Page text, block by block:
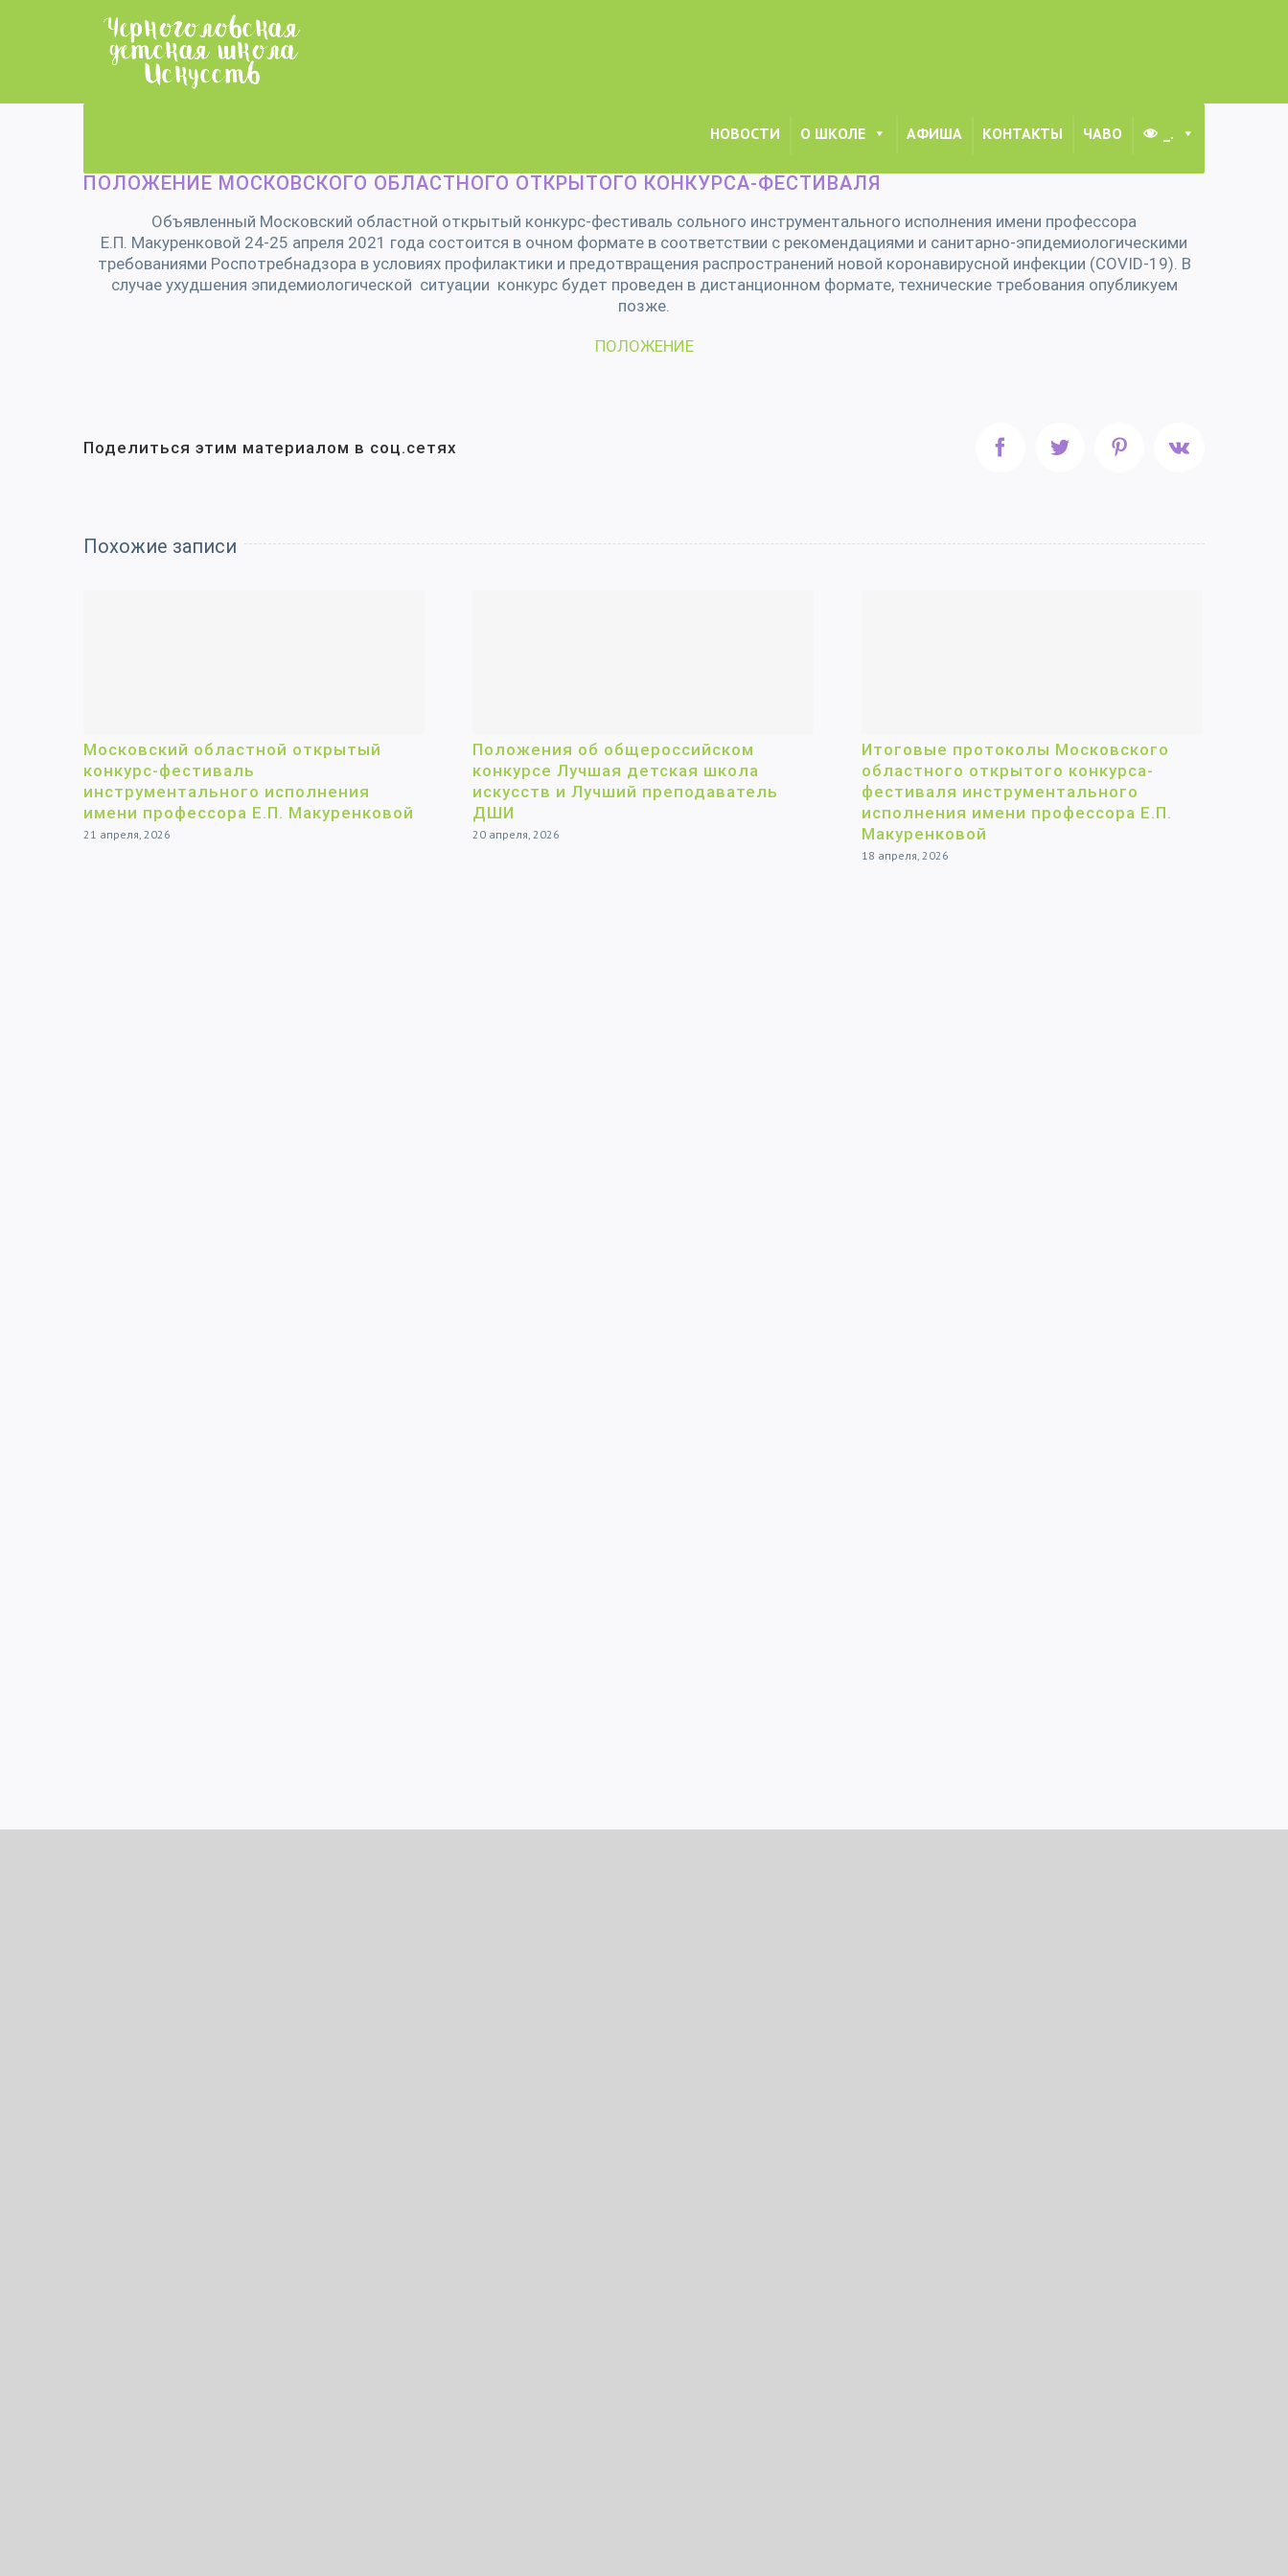
НОВОСТИ О ШКОЛЕ АФИША КОНТАКТЫ ЧАВО _.
/ ПОЛОЖЕНИЕ МОСКОВСКОГО ОБЛАСТНОГО ОТКРЫТОГО КОНКУРСА-ФЕСТИВАЛЯ
ПОЛОЖЕНИЕ МОСКОВСКОГО ОБЛАСТНОГО ОТКРЫТОГО КОНКУРСА-ФЕСТИВАЛЯ
Объявленный Московский областной открытый конкурс-фестиваль сольного инструментального исполнения имени профессора
Е.П. Макуренковой 24-25 апреля 2021 года состоится в очном формате в соответствии с рекомендациями и санитарно-эпидемиологическими
требованиями Роспотребнадзора в условиях профилактики и предотвращения распространений новой коронавирусной инфекции (COVID-19). В
случае ухудшения эпидемиологической ситуации конкурс будет проведен в дистанционном формате, технические требования опубликуем
позже.
ПОЛОЖЕНИЕ
Поделиться этим материалом в соц.сетях FacebookTwitter PinterestVk
Похожие записи
Московский областной открытый
конкурс-фестиваль
инструментального исполнения
имени профессора Е.П. Макуренковой
21 апреля, 2026
Положения об общероссийском
конкурсе Лучшая детская школа
искусств и Лучший преподаватель
ДШИ
20 апреля, 2026
Итоговые протоколы Московского
областного открытого конкурса-
фестиваля инструментального
исполнения имени профессора Е.П.
Макуренковой
18 апреля, 2026